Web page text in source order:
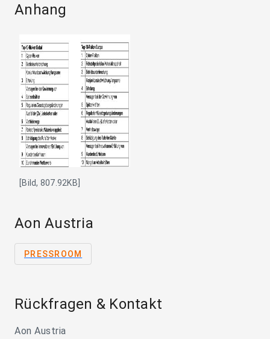
Anhang
[Bild, 807.92KB]
Aon Austria
PRESSROOM
Rückfragen & Kontakt
Aon Austria